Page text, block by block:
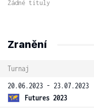
Žádné tituly
Zranění
Turnaj
20.06.2023 - 23.07.2023
Futures 2023